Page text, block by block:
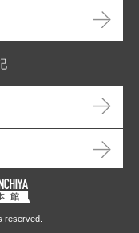
reserved.